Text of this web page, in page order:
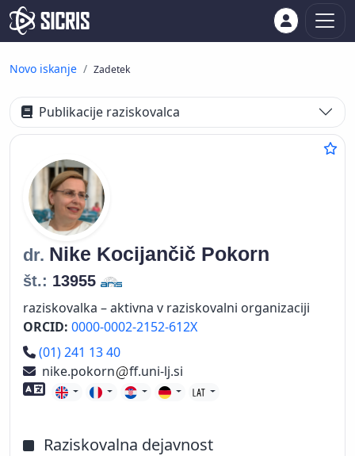
Novo iskanje Zadetek
Publikacije raziskovalca
dr. Nike Kocijančič Pokorn
št.: 13955
raziskovalka – aktivna v raziskovalni organizaciji
ORCID: 0000-0002-2152-612X
Telefon
(01) 241 13 40
nike.pokorn
ff.uni-lj.si
Znanje tujih jezikov
Raziskovalna dejavnost